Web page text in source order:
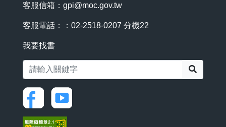
客服信箱： gpi@moc.gov.tw
客服電話：：02-2518-0207 分機22
我要找書